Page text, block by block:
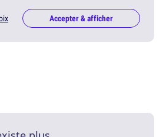
Accepter & afficher